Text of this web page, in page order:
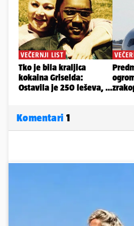
Komentari 1